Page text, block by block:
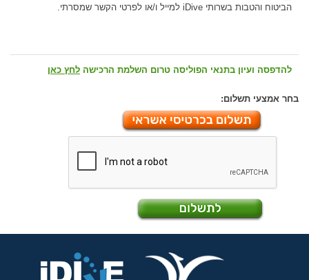
הביטוח והטבות בשרותי iDive למייל ו/או לפרטי הקשר שמסרתי.
להדפסה ועיון בתנאי הפוליסה טרום השלמת הרכישה לחץ כאן
בחר אמצעי תשלום: